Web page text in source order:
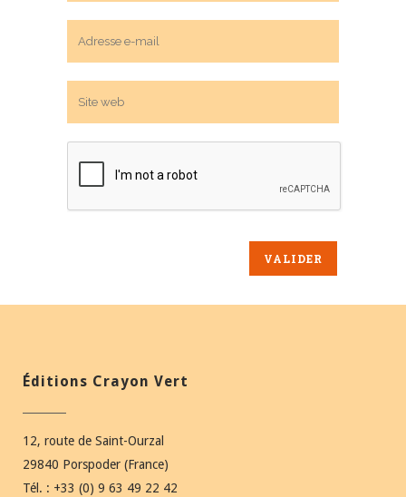
Éditions Crayon Vert
12, route de Saint-Ourzal
29840 Porspoder (France)
Tél. : +33 (0) 9 63 49 22 42